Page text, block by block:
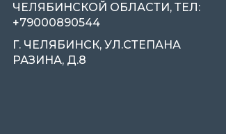
ЧЕЛЯБИНСКОЙ ОБЛАСТИ, ТЕЛ:
+79000890544
Г. ЧЕЛЯБИНСК, УЛ.СТЕПАНА
РАЗИНА, Д.8